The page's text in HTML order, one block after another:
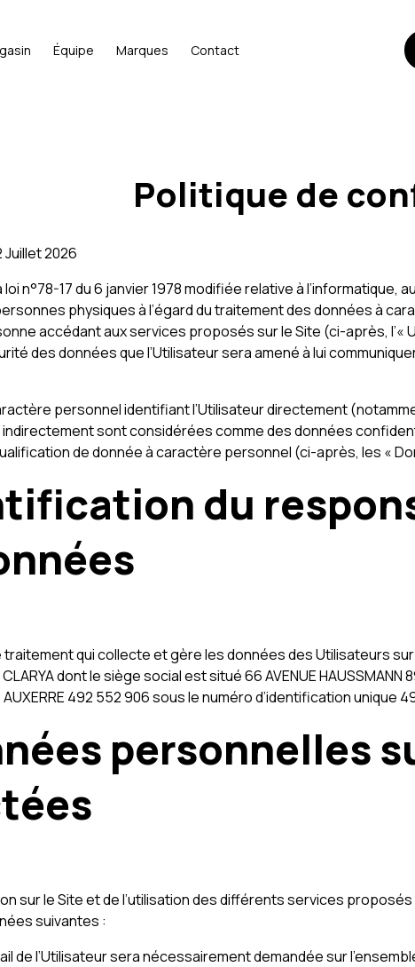
Équipe Marques Contact
Politique de
Juillet 2026
loi n°78-17 du 6 janvier 1978 modifiée relative à
physiques à l’égard du traitement des données à
accédant aux services proposés sur le Site (ci-après,
des données que l’Utilisateur sera amené à lui
personnel identifiant l’Utilisateur directement
sont considérées comme des données
de donnée à caractère personnel (ci-après, les «
du
qui collecte et gère les données des Utilisateurs sur
dont le siège social est situé 66 AVENUE
492 552 906 sous le numéro d’identification unique
personnelles
sur le Site et de l’utilisation des différents services
suivantes :
de l’Utilisateur sera nécessairement demandée sur